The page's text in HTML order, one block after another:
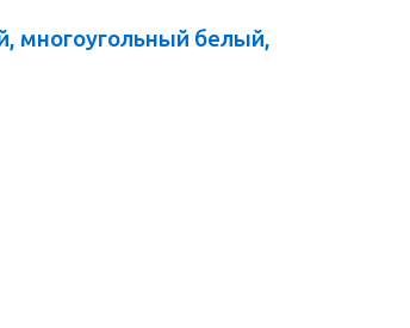
многоугольный белый,